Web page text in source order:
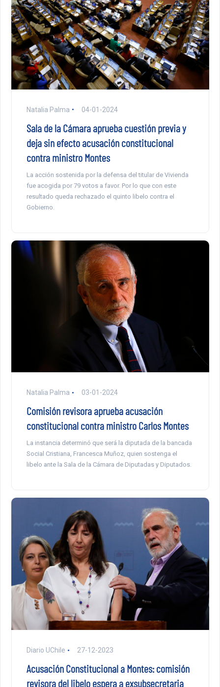
Natalia Palma 04-01-2024
Sala de la Cámara aprueba cuestión previa y
deja sin efecto acusación constitucional
contra ministro Montes
La acción sostenida por la defensa del titular de Vivienda
fue acogida por 79 votos a favor. Por lo que con este
resultado queda rechazado el quinto libelo contra el
Gobierno.
Natalia Palma 03-01-2024
Comisión revisora aprueba acusación
constitucional contra ministro Carlos Montes
La instancia determinó que será la diputada de la bancada
Social Cristiana, Francesca Muñoz, quien sostenga el
libelo ante la Sala de la Cámara de Diputadas y Diputados.
Diario UChile 27-12-2023
Acusación Constitucional a Montes: comisión
revisora del libelo espera a exsubsecretaria